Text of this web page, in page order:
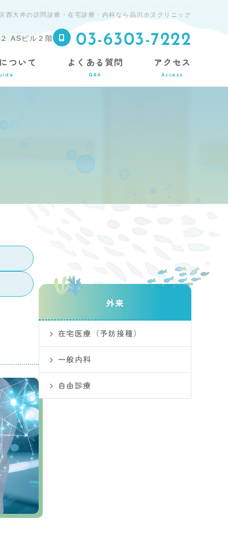
西大井の訪問診療・在宅診療・内科なら品川ホヌクリニック
ASビル２階 03-6303-7222
ついて よくある質問
Q&A
アクセス
Access
外来
在宅医療（予防接種）
一般内科
自由診療